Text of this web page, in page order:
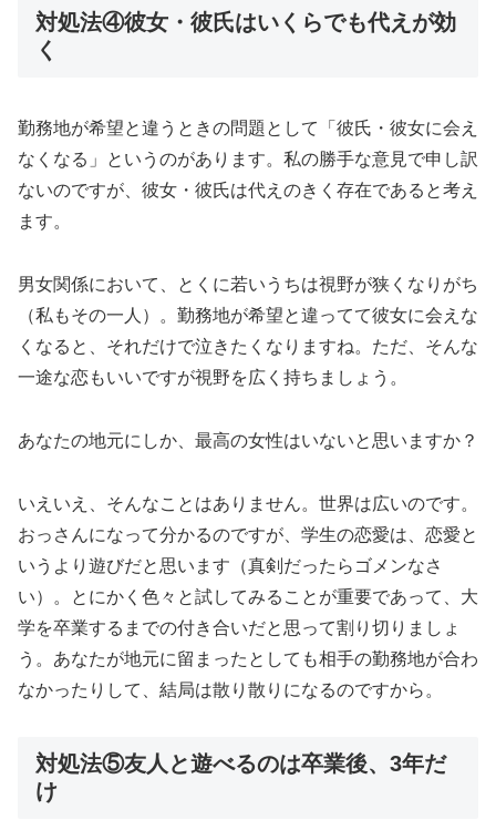
対処法④彼女・彼氏はいくらでも代えが効
く
勤務地が希望と違うときの問題として「彼氏・彼女に会え
なくなる」というのがあります。私の勝手な意見で申し訳
ないのですが、彼女・彼氏は代えのきく存在であると考え
ます。
男女関係において、とくに若いうちは視野が狭くなりがち
（私もその一人）。勤務地が希望と違ってて彼女に会えな
くなると、それだけで泣きたくなりますね。ただ、そんな
一途な恋もいいですが視野を広く持ちましょう。
あなたの地元にしか、最高の女性はいないと思いますか？
いえいえ、そんなことはありません。世界は広いのです。
おっさんになって分かるのですが、学生の恋愛は、恋愛と
いうより遊びだと思います（真剣だったらゴメンなさ
い）。とにかく色々と試してみることが重要であって、大
学を卒業するまでの付き合いだと思って割り切りましょ
う。あなたが地元に留まったとしても相手の勤務地が合わ
なかったりして、結局は散り散りになるのですから。
対処法⑤友人と遊べるのは卒業後、3年だ
け